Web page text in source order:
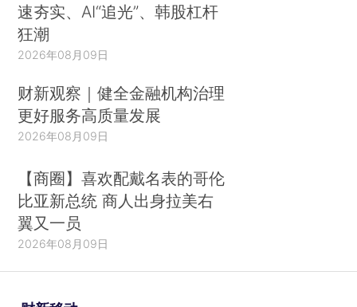
速夯实、AI“追光”、韩股杠杆
狂潮
2026年08月09日
财新观察｜健全金融机构治理
更好服务高质量发展
2026年08月09日
【商圈】喜欢配戴名表的哥伦
比亚新总统 商人出身拉美右
翼又一员
2026年08月09日